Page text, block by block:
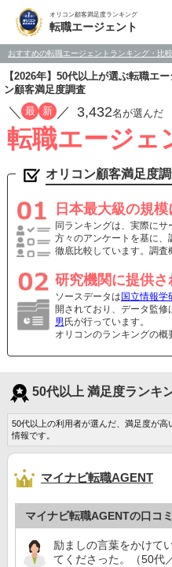
オリコン顧客満足度ランキング
転職エージェント
おすすめの転職エージェントランキング・比較
【2026年】50代以上が選ぶ転職エ
ン顧客満足度調査
／ 最 新 ／ 3,432名が選んだ
転職エージェ
オリコン顧客満足度
日本最大級の規
同ランキングは、実際に
方々のアンケートを基に
徹底比較しています。調査
研究機関に提供
ソースデータは 国立情報学
開されており、データ監修
男 氏が行っています。
オリコンのランキングの概
50代以上 満足度ランキ
50代以上の利用者が選んだ、満足度が高
情報です。
マイナビ転職AGENT
マイナビ転職AGENTの口コ
励ましの言葉をかけて
てくださった。（50代